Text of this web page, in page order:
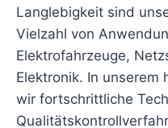
Langlebigkeit sind
Vielzahl von
Elektrofahrzeuge,
Elektronik. In unserem
wir fortschrittliche